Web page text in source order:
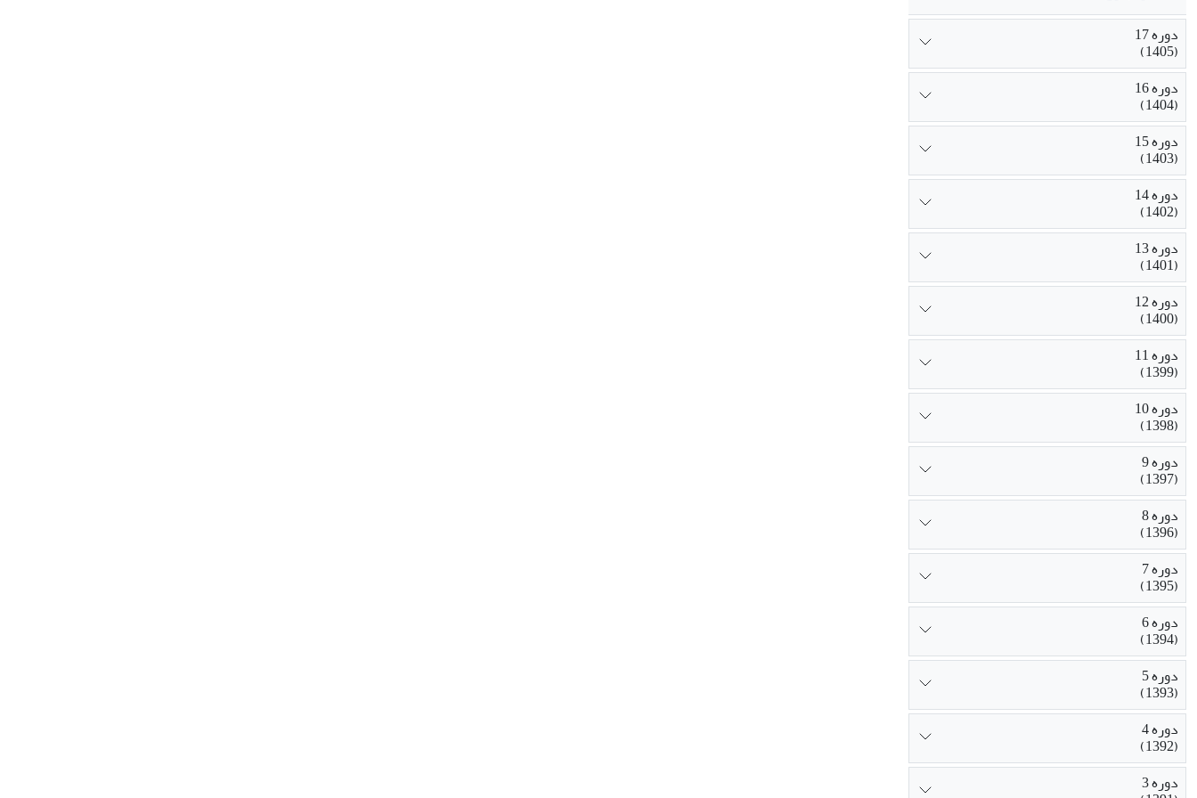
دوره 17
(1405)
دوره 16
(1404)
دوره 15
(1403)
دوره 14
(1402)
دوره 13
(1401)
دوره 12
(1400)
دوره 11
(1399)
دوره 10
(1398)
دوره 9
(1397)
دوره 8
(1396)
دوره 7
(1395)
دوره 6
(1394)
دوره 5
(1393)
دوره 4
(1392)
دوره 3